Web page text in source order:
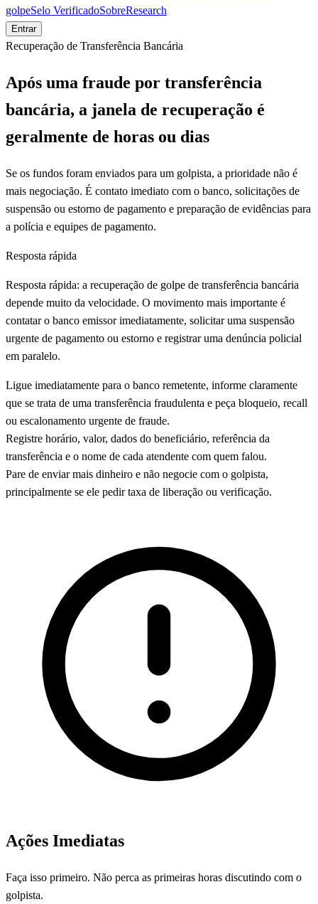
golpeSelo VerificadoSobreResearch
Entrar
Recuperação de Transferência Bancária
Após uma fraude por transferência
bancária, a janela de recuperação é
geralmente de horas ou dias
Se os fundos foram enviados para um golpista, a prioridade não é
mais negociação. É contato imediato com o banco, solicitações de
suspensão ou estorno de pagamento e preparação de evidências para
a polícia e equipes de pagamento.
Resposta rápida
Resposta rápida: a recuperação de golpe de transferência bancária
depende muito da velocidade. O movimento mais importante é
contatar o banco emissor imediatamente, solicitar uma suspensão
urgente de pagamento ou estorno e registrar uma denúncia policial
em paralelo.
Ligue imediatamente para o banco remetente, informe claramente
que se trata de uma transferência fraudulenta e peça bloqueio, recall
ou escalonamento urgente de fraude.
Registre horário, valor, dados do beneficiário, referência da
transferência e o nome de cada atendente com quem falou.
Pare de enviar mais dinheiro e não negocie com o golpista,
principalmente se ele pedir taxa de liberação ou verificação.
Ações Imediatas
Faça isso primeiro. Não perca as primeiras horas discutindo com o
golpista.